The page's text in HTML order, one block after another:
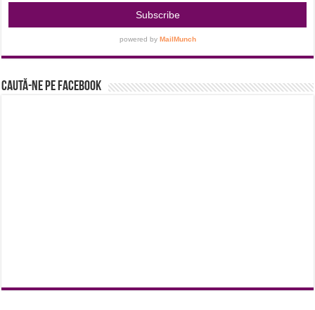
Caută-ne pe Facebook